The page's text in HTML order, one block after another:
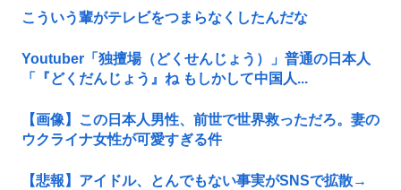
こういう輩がテレビをつまらなくしたんだな
Youtuber「独擅場（どくせんじょう）」普通の日本人
「『どくだんじょう』ね もしかして中国人...
【画像】この日本人男性、前世で世界救っただろ。妻の
ウクライナ女性が可愛すぎる件
【悲報】アイドル、とんでもない事実がSNSで拡散→